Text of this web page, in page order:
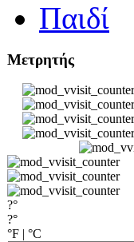
Παιδί
Μετρητής
?°
?°
°F | °C